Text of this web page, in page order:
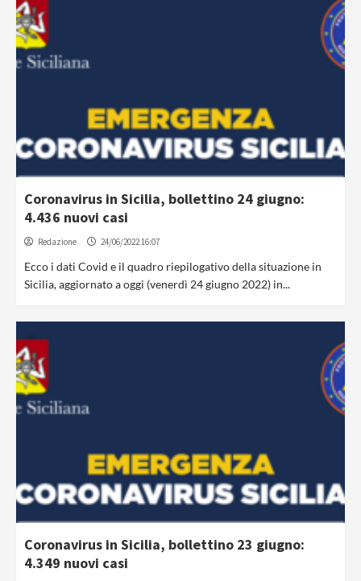
Coronavirus in Sicilia, bollettino 24 giugno:
4.436 nuovi casi
Redazione 24/06/2022 16:07
Ecco i dati Covid e il quadro riepilogativo della situazione in
Sicilia, aggiornato a oggi (venerdì 24 giugno 2022) in...
Coronavirus in Sicilia, bollettino 23 giugno:
4.349 nuovi casi